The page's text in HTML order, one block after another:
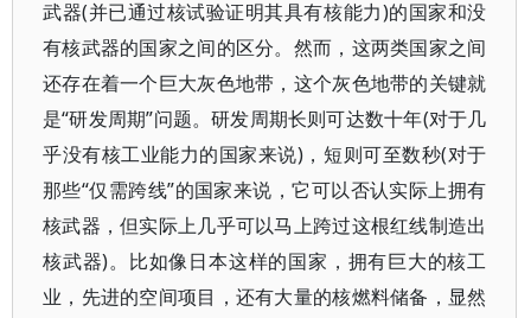
武器(并已通过核试验证明其具有核能力)的国家和没
有核武器的国家之间的区分。然而，这两类国家之间
还存在着一个巨大灰色地带，这个灰色地带的关键就
是“研发周期”问题。研发周期长则可达数十年(对于几
乎没有核工业能力的国家来说)，短则可至数秒(对于
那些“仅需跨线”的国家来说，它可以否认实际上拥有
核武器，但实际上几乎可以马上跨过这根红线制造出
核武器)。比如像日本这样的国家，拥有巨大的核工
业，先进的空间项目，还有大量的核燃料储备，显然